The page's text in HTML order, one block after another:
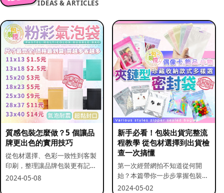
IDEAS & ARTICLES
質感包裝怎麼做？5 個讓品
牌更出色的實用技巧
從包材選擇、色彩一致性到客製
印刷，整理讓品牌包裝更有記憶
點的實用做法。
2024-05-08
新手必看！包裝出貨完整流
程教學 從包材選擇到出貨檢
查一次搞懂
第一次經營網拍不知道從何開
始？本篇帶你一步步掌握包裝流
程與出貨前檢查重點。
2024-05-02